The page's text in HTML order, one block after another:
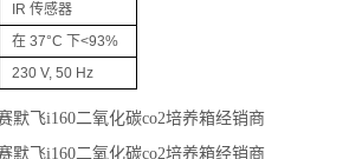
IR 传感器
在 37°C 下<93%
230 V, 50 Hz